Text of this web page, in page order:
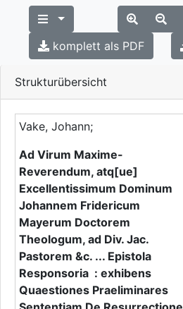
Strukturübersicht
Vake, Johann;
Ad Virum Maxime-
Reverendum, atq[ue]
Excellentissimum Dominum
Johannem Fridericum
Mayerum Doctorem
Theologum, ad Div. Jac.
Pastorem &c. ... Epistola
Responsoria : exhibens
Quaestiones Praeliminares
komplett als PDF